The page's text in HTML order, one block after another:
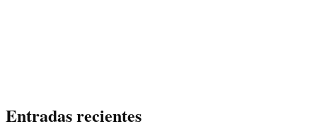
Entradas recientes